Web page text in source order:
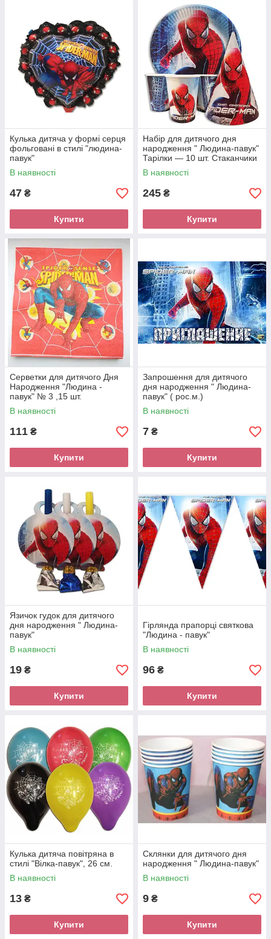
Кулька дитяча у формі серця
фольговані в стилі "людина-
павук"
В наявності
47 ₴
Купити
Набір для дитячого дня
народження " Людина-павук"
Тарілки — 10 шт. Стаканчики
— 10 шт. Ковпачки — 10 шт.
В наявності
245 ₴
Купити
Серветки для дитячого Дня
Народження "Людина -
павук" № 3 ,15 шт.
В наявності
111 ₴
Купити
Запрошення для дитячого
дня народження " Людина-
павук" ( рос.м.)
В наявності
7 ₴
Купити
Язичок гудок для дитячого
дня народження " Людина-
павук"
В наявності
19 ₴
Купити
Гірлянда прапорці святкова
"Людина - павук"
В наявності
96 ₴
Купити
Кулька дитяча повітряна в
стилі "Вілка-павук", 26 см.
В наявності
13 ₴
Купити
Склянки для дитячого дня
народження " Людина-павук"
В наявності
9 ₴
Купити